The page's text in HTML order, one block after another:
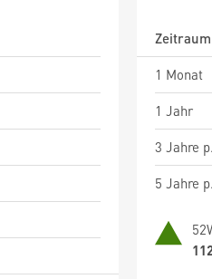
Zeitraum
1 Monat
1 Jahr
3 Jahre
5 Jahre